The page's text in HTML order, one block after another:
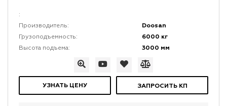
:
Производитель:
Doosan
Грузоподъемность: 6000 кг
Высота подъема: 3000 мм
УЗНАТЬ ЦЕНУ ЗАПРОСИТЬ КП